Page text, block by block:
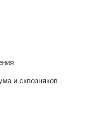
и сквозняков